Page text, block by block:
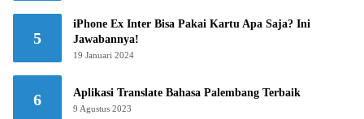
5
iPhone Ex Inter Bisa Pakai Kartu Apa Saja? Ini
Jawabannya!
19 Januari 2024
6 Aplikasi Translate Bahasa Palembang Terbaik
9 Agustus 2023